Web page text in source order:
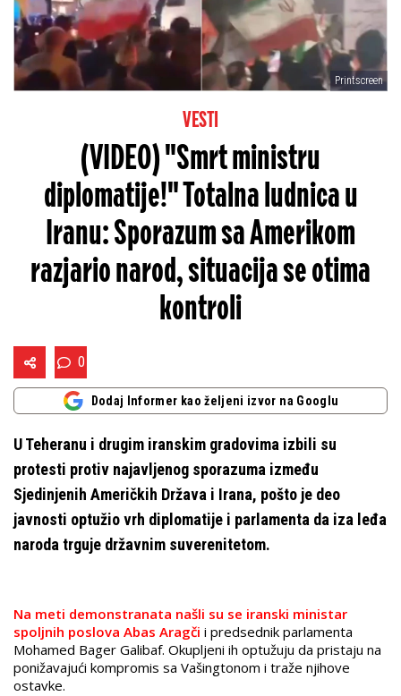
Printscreen
VESTI
(VIDEO) "Smrt ministru
diplomatije!" Totalna ludnica u
Iranu: Sporazum sa Amerikom
razjario narod, situacija se otima
kontroli
0
Dodaj Informer kao željeni izvor na Googlu
U Teheranu i drugim iranskim gradovima izbili su
protesti protiv najavljenog sporazuma između
Sjedinjenih Američkih Država i Irana, pošto je deo
javnosti optužio vrh diplomatije i parlamenta da iza leđa
naroda trguje državnim suverenitetom.
Na meti demonstranata našli su se iranski ministar
spoljnih poslova Abas Aragči i predsednik parlamenta
Mohamed Bager Galibaf. Okupljeni ih optužuju da pristaju na
ponižavajući kompromis sa Vašingtonom i traže njihove
ostavke.